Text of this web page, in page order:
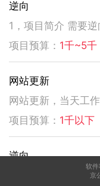
逆向
项目预算： 1千~5千
网站更新
项目预算： 1千以下
逆向
软
京